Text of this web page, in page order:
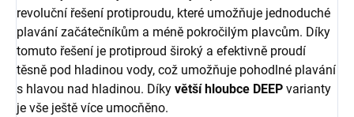
revoluční řešení protiproudu, které umožňuje jednoduché
plavání začátečníkům a méně pokročilým plavcům. Díky
tomuto řešení je protiproud široký a efektivně proudí
těsně pod hladinou vody, což umožňuje pohodlné plavání
s hlavou nad hladinou. Díky větší hloubce DEEP varianty
je vše ještě více umocňěno.